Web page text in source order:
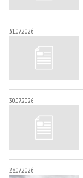
31.07.2026
30.07.2026
28.07.2026